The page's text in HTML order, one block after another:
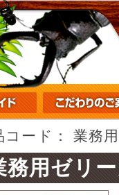
コード：業務
務用ゼリ